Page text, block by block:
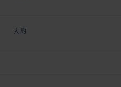
大約